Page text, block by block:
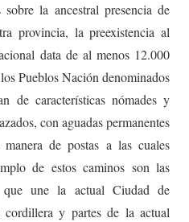
la ancestral presencia de
provincia, la preexistencia al
data de al menos 12.000
Pueblos Nación denominados
de características nómades y
con aguadas permanentes
de postas a las cuales
de estos caminos son las
une la actual Ciudad de
y partes de la actual